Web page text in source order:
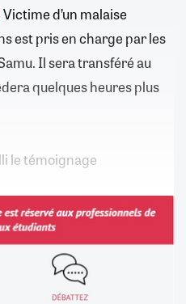
Victime d’un malaise
est pris en charge par les
Il sera transféré au
quelques heures plus
le témoignage